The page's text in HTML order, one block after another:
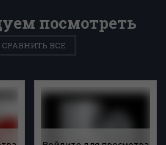
посмотреть
СРАВНИТЬ ВСЕ